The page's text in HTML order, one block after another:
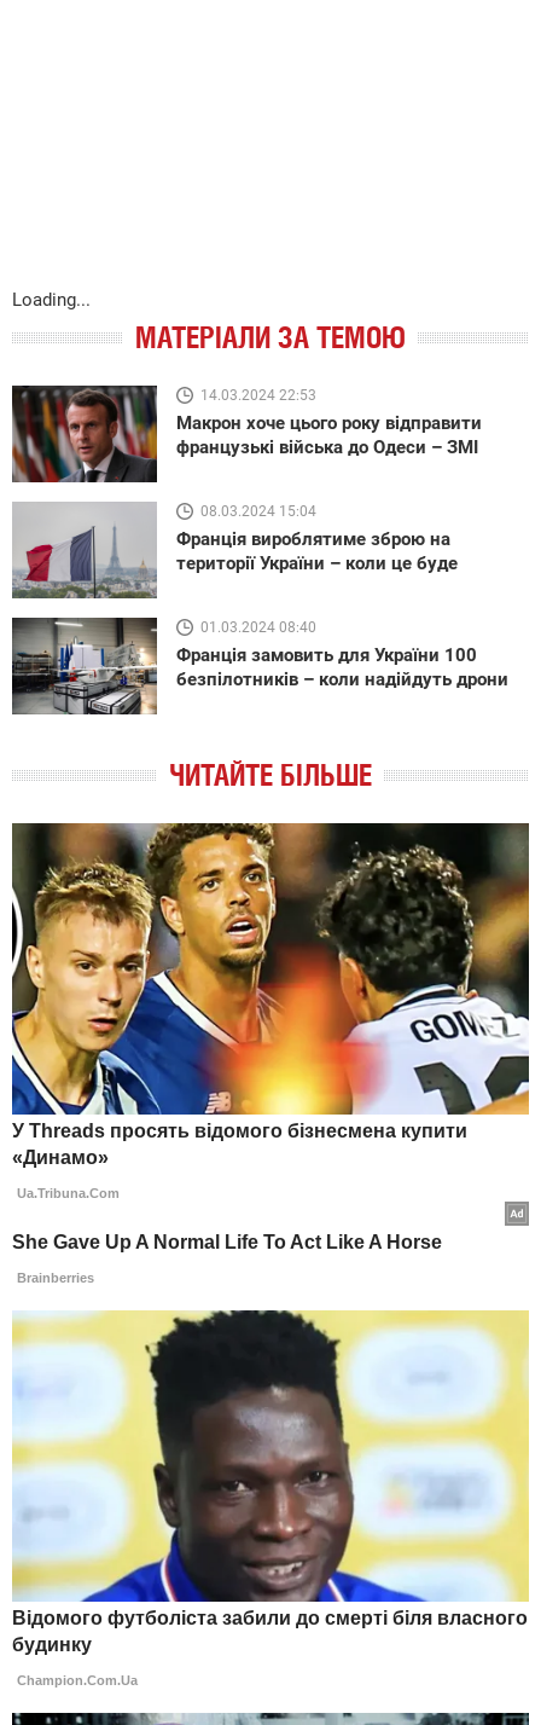
Loading...
МАТЕРІАЛИ ЗА ТЕМОЮ
14.03.2024 22:53
Макрон хоче цього року відправити
французькі війська до Одеси – ЗМІ
08.03.2024 15:04
Франція вироблятиме зброю на
території України – коли це буде
01.03.2024 08:40
Франція замовить для України 100
безпілотників – коли надійдуть дрони
ЧИТАЙТЕ БІЛЬШЕ